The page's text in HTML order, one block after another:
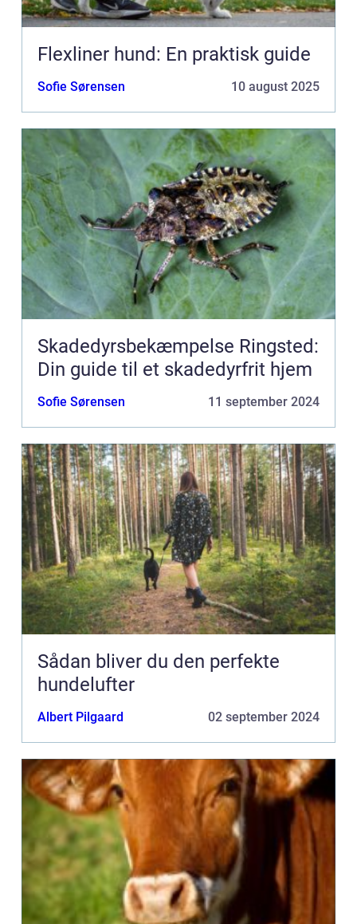
Flexliner hund: En praktisk guide
Sofie Sørensen 10 august 2025
Skadedyrsbekæmpelse Ringsted:
Din guide til et skadedyrfrit hjem
Sofie Sørensen 11 september 2024
Sådan bliver du den perfekte
hundelufter
Albert Pilgaard 02 september 2024